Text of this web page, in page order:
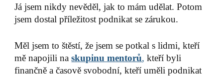
Já jsem nikdy nevěděl, jak to mám udělat. Potom
jsem dostal příležitost podnikat se zárukou.
Měl jsem to štěstí, že jsem se potkal s lidmi, kteří
mě napojili naskupinu mentorů, kteří byli
finančně a časově svobodní, kteří uměli podnikat